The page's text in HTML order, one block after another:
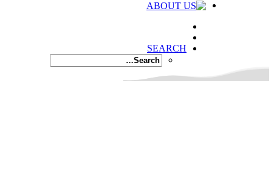
SEARCH